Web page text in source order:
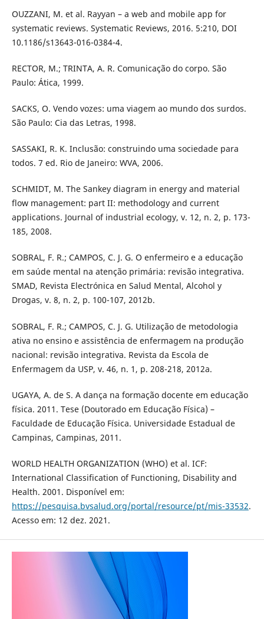
OUZZANI, M. et al. Rayyan – a web and mobile app for
systematic reviews. Systematic Reviews, 2016. 5:210, DOI
10.1186/s13643-016-0384-4.
RECTOR, M.; TRINTA, A. R. Comunicação do corpo. São
Paulo: Ática, 1999.
SACKS, O. Vendo vozes: uma viagem ao mundo dos surdos.
São Paulo: Cia das Letras, 1998.
SASSAKI, R. K. Inclusão: construindo uma sociedade para
todos. 7 ed. Rio de Janeiro: WVA, 2006.
SCHMIDT, M. The Sankey diagram in energy and material
flow management: part II: methodology and current
applications. Journal of industrial ecology, v. 12, n. 2, p. 173-
185, 2008.
SOBRAL, F. R.; CAMPOS, C. J. G. O enfermeiro e a educação
em saúde mental na atenção primária: revisão integrativa.
SMAD, Revista Electrónica en Salud Mental, Alcohol y
Drogas, v. 8, n. 2, p. 100-107, 2012b.
SOBRAL, F. R.; CAMPOS, C. J. G. Utilização de metodologia
ativa no ensino e assistência de enfermagem na produção
nacional: revisão integrativa. Revista da Escola de
Enfermagem da USP, v. 46, n. 1, p. 208-218, 2012a.
UGAYA, A. de S. A dança na formação docente em educação
física. 2011. Tese (Doutorado em Educação Física) –
Faculdade de Educação Física. Universidade Estadual de
Campinas, Campinas, 2011.
WORLD HEALTH ORGANIZATION (WHO) et al. ICF:
International Classification of Functioning, Disability and
Health. 2001. Disponível em:
https://pesquisa.bvsalud.org/portal/resource/pt/mis-33532.
Acesso em: 12 dez. 2021.